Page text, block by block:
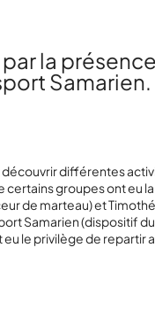
la
Samarien.
découvrir différentes
groupes ont eu
de marteau) et
Samarien (dispositif
le privilège de repartir